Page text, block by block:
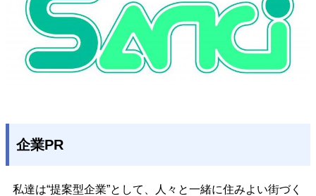
企業PR
私達は“提案型企業”として、人々と一緒に住みよい街づく